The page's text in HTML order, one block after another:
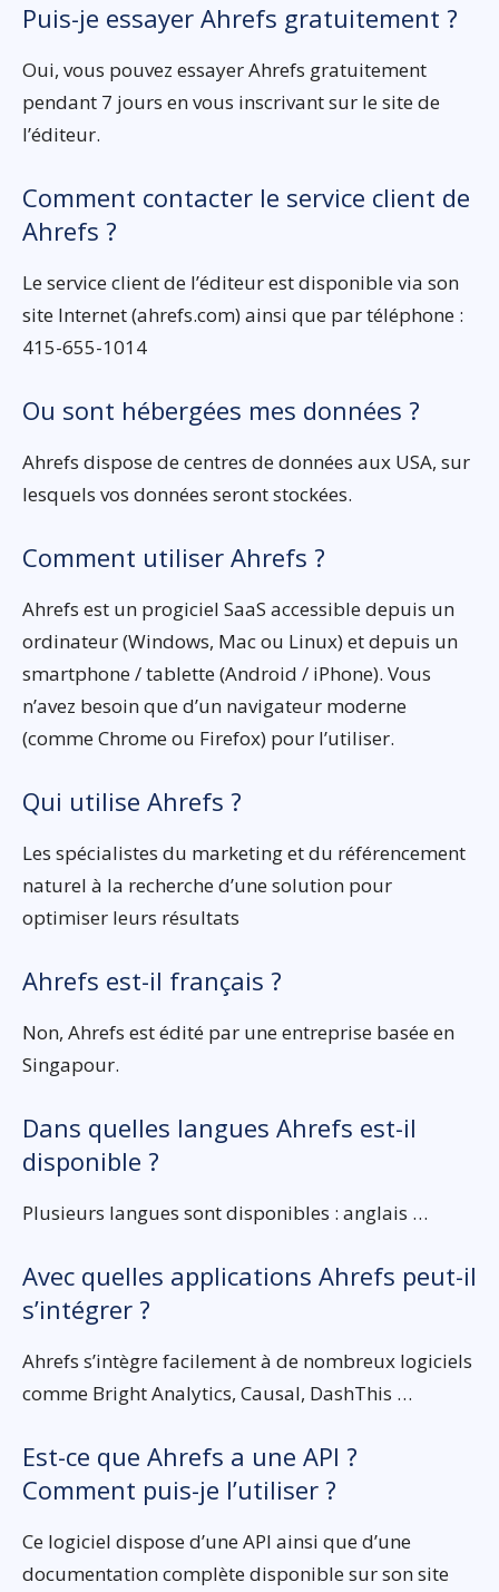
Puis-je essayer Ahrefs gratuitement ?
Oui, vous pouvez essayer Ahrefs gratuitement
pendant 7 jours en vous inscrivant sur le site de
l’éditeur.
Comment contacter le service client de
Ahrefs ?
Le service client de l’éditeur est disponible via son
site Internet (ahrefs.com) ainsi que par téléphone :
415-655-1014
Ou sont hébergées mes données ?
Ahrefs dispose de centres de données aux USA, sur
lesquels vos données seront stockées.
Comment utiliser Ahrefs ?
Ahrefs est un progiciel SaaS accessible depuis un
ordinateur (Windows, Mac ou Linux) et depuis un
smartphone / tablette (Android / iPhone). Vous
n’avez besoin que d’un navigateur moderne
(comme Chrome ou Firefox) pour l’utiliser.
Qui utilise Ahrefs ?
Les spécialistes du marketing et du référencement
naturel à la recherche d’une solution pour
optimiser leurs résultats
Ahrefs est-il français ?
Non, Ahrefs est édité par une entreprise basée en
Singapour.
Dans quelles langues Ahrefs est-il
disponible ?
Plusieurs langues sont disponibles : anglais …
Avec quelles applications Ahrefs peut-il
s’intégrer ?
Ahrefs s’intègre facilement à de nombreux logiciels
comme Bright Analytics, Causal, DashThis …
Est-ce que Ahrefs a une API ?
Comment puis-je l’utiliser ?
Ce logiciel dispose d’une API ainsi que d’une
documentation complète disponible sur son site